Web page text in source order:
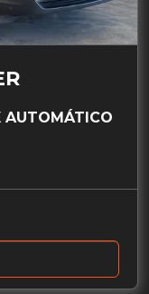
AUTOMÁTICO